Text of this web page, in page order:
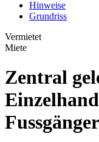
Hinweise
Grundriss
Vermietet
Miete
Zentral